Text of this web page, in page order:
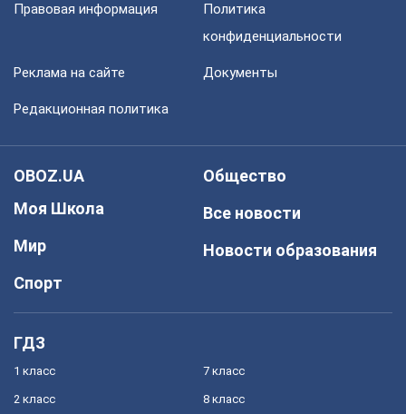
Правовая информация
Политика
конфиденциальности
Реклама на сайте Документы
Редакционная политика
OBOZ.UA
Моя Школа
Мир
Спорт
Общество
Все новости
Новости образования
ГДЗ
1 класс
2 класс
7 класс
8 класс